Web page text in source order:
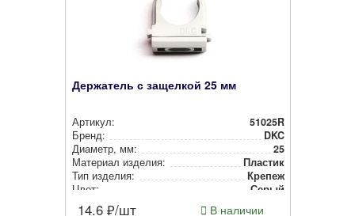
Держатель с защелкой 25 мм
Артикул:
51025R
Бренд:
DKC
Диаметр, мм:
25
Материал изделия:
Пластик
Тип изделия:
Крепеж
Цвет:
Серый
Покрытие:
14.6 ₽/шт В наличии